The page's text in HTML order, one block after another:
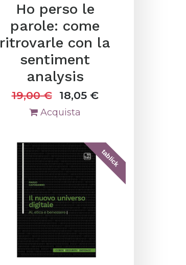
Ho perso le
parole: come
ritrovarle con la
sentiment
analysis
19,00€ 18,05€
Acquista
tablick